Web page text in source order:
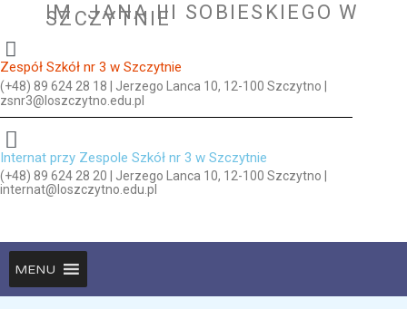
IM. JANA III SOBIESKIEGO W
SZCZYTNIE
Zespół Szkół nr 3 w Szczytnie
(+48) 89 624 28 18 | Jerzego Lanca 10, 12-100 Szczytno |
zsnr3@loszczytno.edu.pl
Internat przy Zespole Szkół nr 3 w Szczytnie
(+48) 89 624 28 20 | Jerzego Lanca 10, 12-100 Szczytno |
internat@loszczytno.edu.pl
MENU